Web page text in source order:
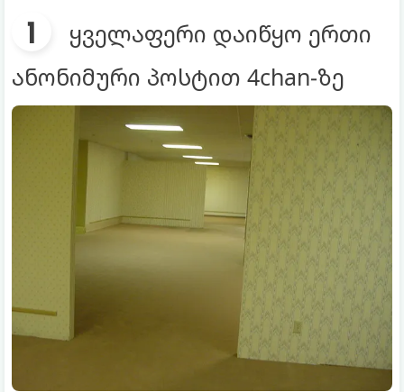
ყველაფერი დაიწყო ერთი
ანონიმური პოსტით 4chan-ზე